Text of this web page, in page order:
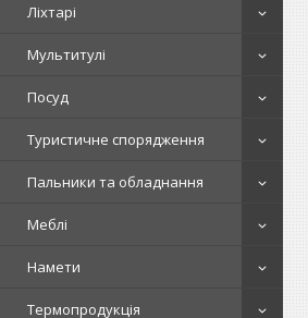
Ліхтарі
Мультитулі
Посуд
Туристичне спорядження
Пальники та обладнання
Меблі
Намети
Термопродукція